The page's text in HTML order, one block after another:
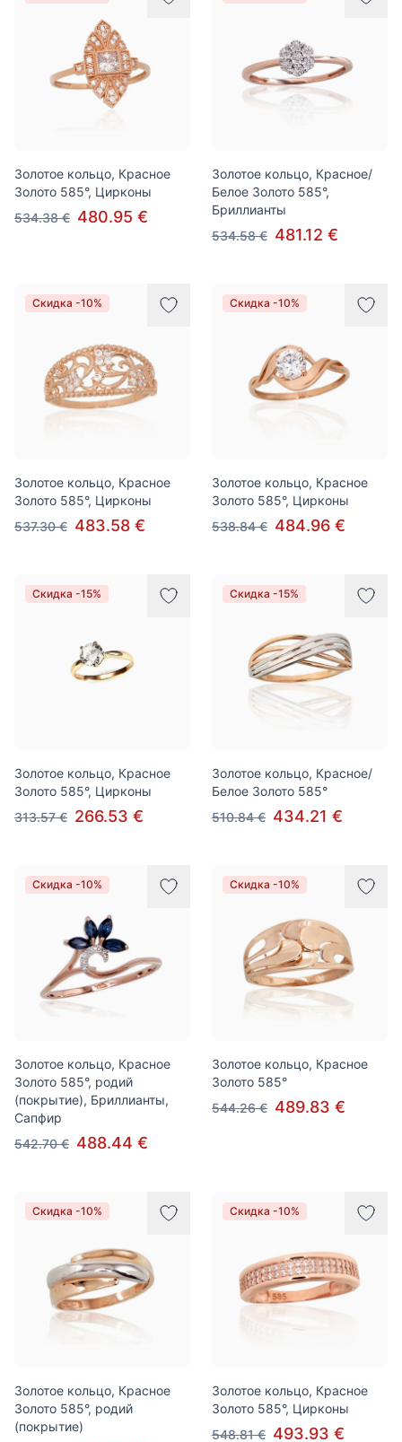
Золотое кольцо, Красное
Золото 585°, Цирконы
534.38 € 480.95 €
Золотое кольцо, Красное/
Белое Золото 585°,
Бриллианты
534.58 € 481.12 €
Скидка -10%
Золотое кольцо, Красное
Золото 585°, Цирконы
537.30 € 483.58 €
Скидка -10%
Золотое кольцо, Красное
Золото 585°, Цирконы
538.84 € 484.96 €
Скидка -15%
Золотое кольцо, Красное
Золото 585°, Цирконы
313.57 € 266.53 €
Скидка -15%
Золотое кольцо, Красное/
Белое Золото 585°
510.84 € 434.21 €
Скидка -10%
Золотое кольцо, Красное
Золото 585°, родий
(покрытие), Бриллианты,
Сапфир
542.70 € 488.44 €
Скидка -10%
Золотое кольцо, Красное
Золото 585°
544.26 € 489.83 €
Скидка -10%
Золотое кольцо, Красное
Золото 585°, родий
(покрытие)
Скидка -10%
Золотое кольцо, Красное
Золото 585°, Цирконы
548.81 € 493.93 €